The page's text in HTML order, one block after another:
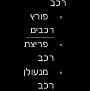
פורץ
רכבים
פריצת
מנעולן